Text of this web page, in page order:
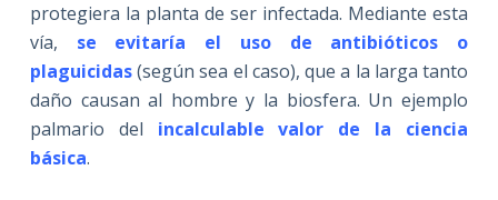
protegiera la planta de ser infectada. Mediante esta
vía, se evitaría el uso de antibióticos o
plaguicidas(según sea el caso), que a la larga tanto
daño causan al hombre y la biosfera. Un ejemplo
palmario del incalculable valor de la ciencia
básica.